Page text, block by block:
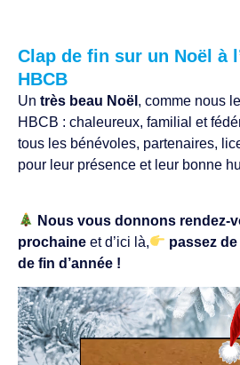
Clap de fin sur un Noël à
HBCB
Un très beau Noël , comme nous
HBCB : chaleureux, familial et
tous les bénévoles, partenaires,
pour leur présence et leur bonne
Nous vous donnons rendez-
prochaine et d’ici là,
passez
de fin d’année !